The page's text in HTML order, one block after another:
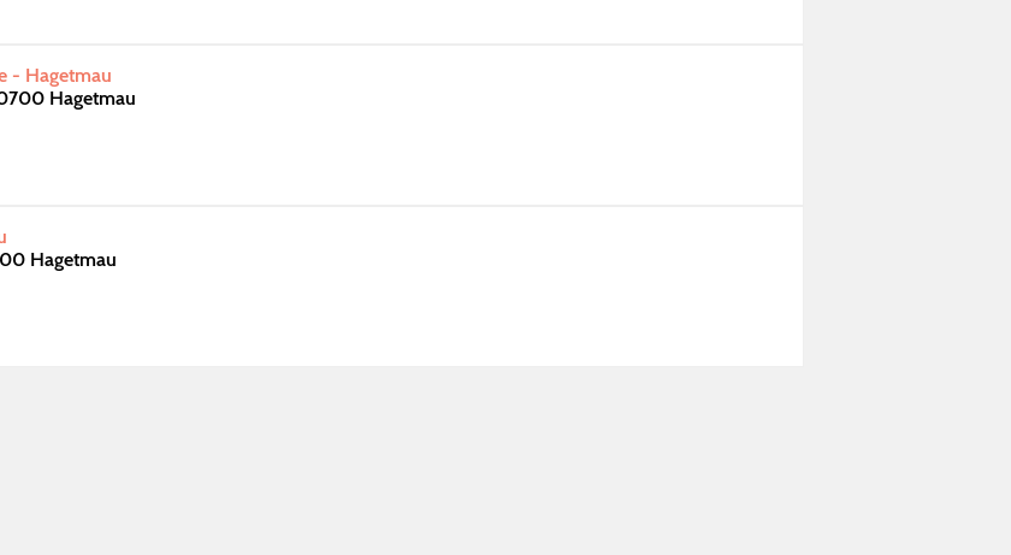
- Hagetmau
Hagetmau
Hagetmau